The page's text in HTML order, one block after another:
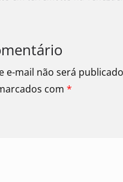
e-mail não será
com *